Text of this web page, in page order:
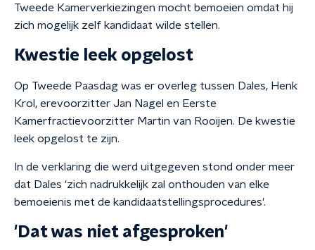
Tweede Kamerverkiezingen mocht bemoeien omdat hij
zich mogelijk zelf kandidaat wilde stellen.
Kwestie leek opgelost
Op Tweede Paasdag was er overleg tussen Dales, Henk
Krol, erevoorzitter Jan Nagel en Eerste
Kamerfractievoorzitter Martin van Rooijen. De kwestie
leek opgelost te zijn.
In de verklaring die werd uitgegeven stond onder meer
dat Dales 'zich nadrukkelijk zal onthouden van elke
bemoeienis met de kandidaatstellingsprocedures'.
'Dat was niet afgesproken'